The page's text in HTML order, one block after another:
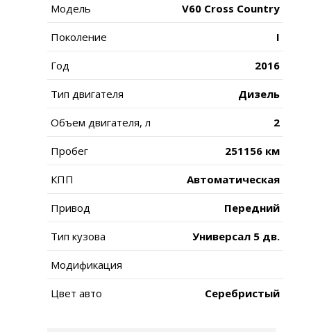
Модель V60 Cross Country
Поколение I
Год 2016
Тип двигателя Дизель
Объем двигателя, л 2
Пробег 251156 км
КПП Автоматическая
Привод Передний
Тип кузова Универсал 5 дв.
Модификация
Цвет авто Серебристый